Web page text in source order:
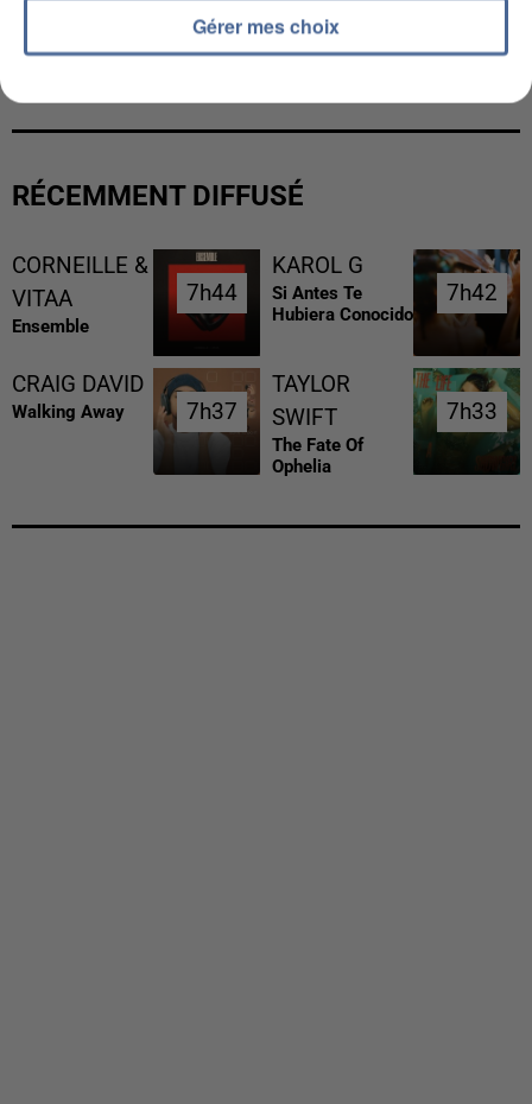
L’UN DES FONDATEURS SUPPOSÉS DE LA DZ
RÉCEMMENT DIFFUSÉ
CORNEILLE &
VITAA
Ensemble
7h44
7h44
KAROL G
Si Antes Te
Hubiera Conocido
7h42
7h42
CRAIG DAVID
Walking Away 7h37
7h37
TAYLOR
SWIFT
The Fate Of
Ophelia
7h33
7h33
Gérer mes choix